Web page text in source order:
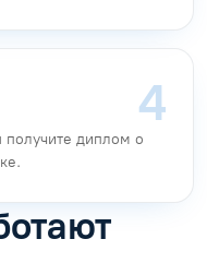
получите диплом о